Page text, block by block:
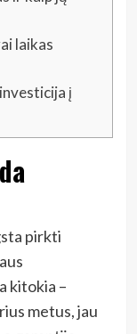
laikas
į
pirkti
kitokia –
metus, jau